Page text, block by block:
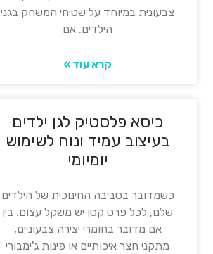
צבעונית במיוחד על שטיחי המשחק בגני
הילדים. אם
קרא עוד »
כיסא פלסטיק לגן ילדים
בעיצוב עמיד ונוח לשימוש
יומיומי
כשמדובר בסביבה החינוכית של הילדים
שלנו, לכל פרט קטן יש משקל עצום. בין
אם מדובר בחומרי יצירה צבעוניים,
מתקני חצר איכותיים או פינות ג'ימבורי